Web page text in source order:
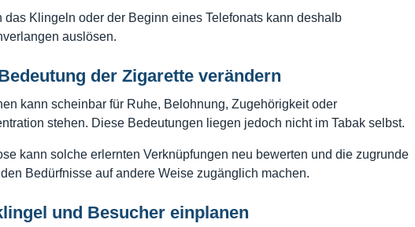
das Klingeln oder der Beginn eines Telefonats kann deshalb
auslösen.
der Zigarette verändern
kann scheinbar für Ruhe, Belohnung, Zugehörigkeit oder
stehen. Diese Bedeutungen liegen jedoch nicht im Tabak selbst.
kann solche erlernten Verknüpfungen neu bewerten und die zugrunde
Bedürfnisse auf andere Weise zugänglich machen.
und Besucher einplanen